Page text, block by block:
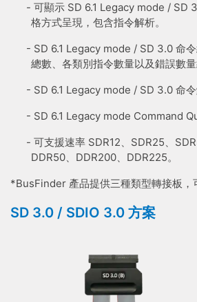
- 可顯示 SD 6.1 Legacy mode / SD
格方式呈現，包含指令解析。
- SD 6.1 Legacy mode / SD 3.0 命
總數、各類別指令數量以及錯誤數量
- SD 6.1 Legacy mode / SD 3.0 命令
- SD 6.1 Legacy mode Command
- 可支援速率 SDR12、SDR25、
DDR50、DDR200、DDR225。
*BusFinder 產品提供三種類型轉接板，
SD 3.0 / SDIO 3.0 方案